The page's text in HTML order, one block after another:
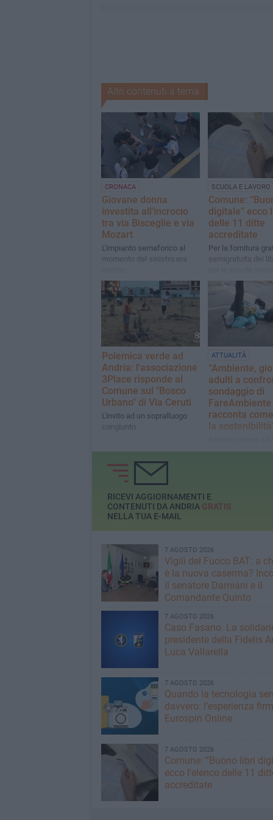
Altri contenuti a tema
CRONACA
Giovane donna
investita all'incrocio
tra via Bisceglie e via
Mozart
L'impianto semaforico al
momento del sinistro era
SCUOLA E LAVORO
Comune:
digitale” ecco
delle 11 ditte
accreditate
Per la fornitura
semigratuita dei
1° e di 2° grado
2026/2027
Polemica verde ad
Andria: l'associazione
3Place risponde al
Comune sul "Bosco
Urbano" di Via Ceruti
L'invito ad un sopralluogo
congiunto
ATTUALITÀ
“Ambiente,
adulti a
sondaggio di
racconta
la
Servizio Igiene ad
circa il 72% ritiene
RICEVI AGGIORNAMENTI E
CONTENUTI DA ANDRIA GRATIS
NELLA TUA E-MAIL
7 AGOSTO 2026
​Vigili del Fuoco BAT: a
è la nuova caserma?
il senatore Damiani e il
Comandante Quinto
7 AGOSTO 2026
Caso Fasano. La
presidente della Fidelis
Luca Vallarella
7 AGOSTO 2026
Quando la tecnologia
davvero: l’esperienza
Eurospin Online
7 AGOSTO 2026
Comune: “Buono libri
ecco l'elenco delle 11
accreditate